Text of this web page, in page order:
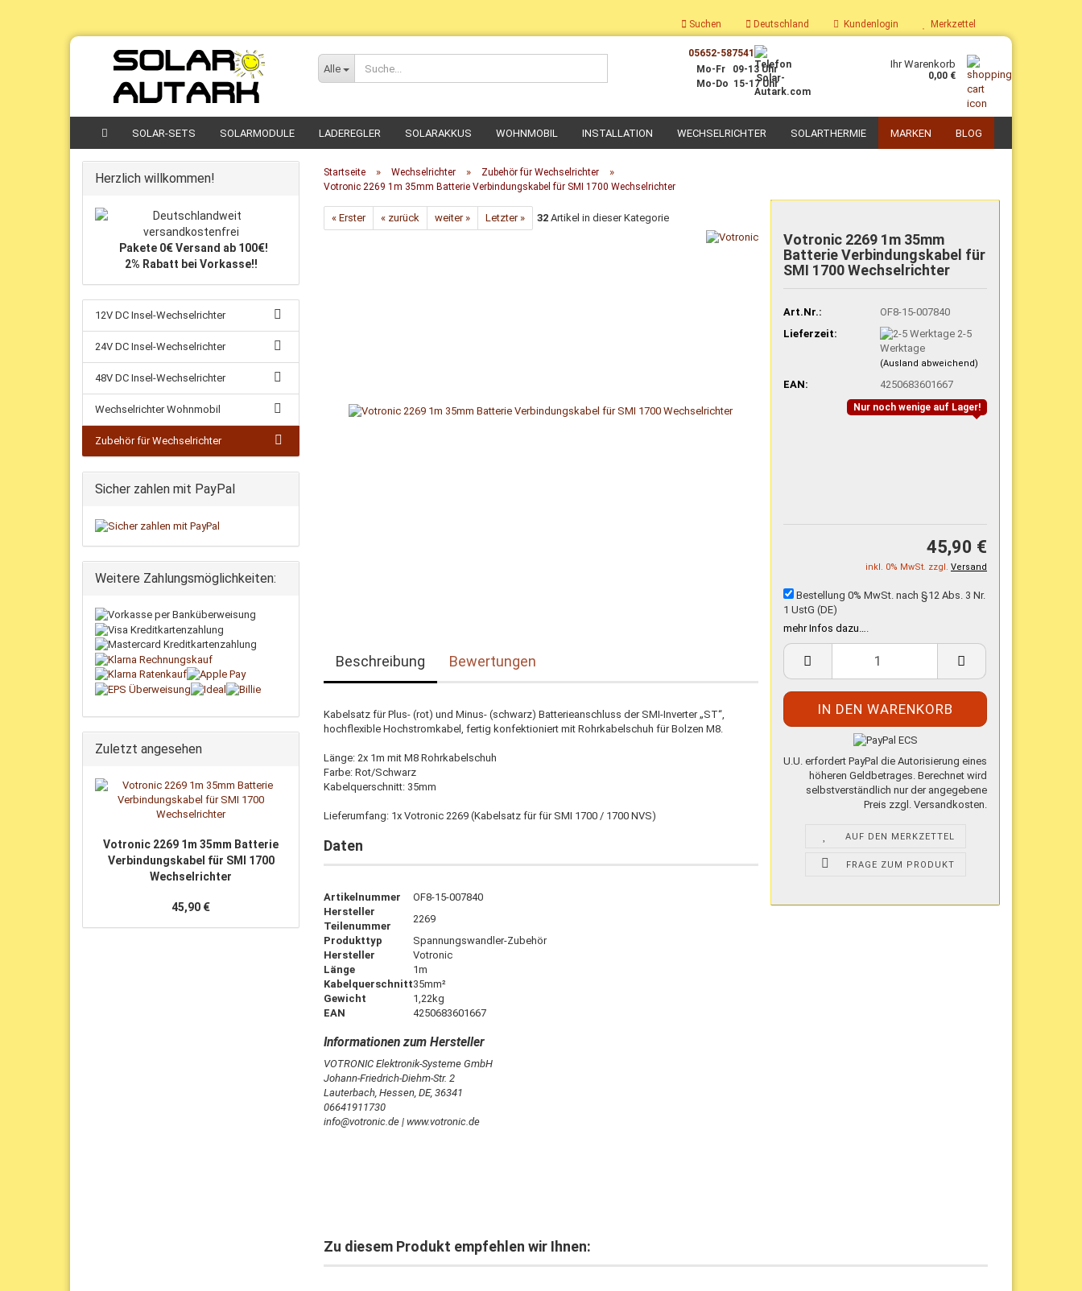
Suchen Deutschland Kundenlogin Merkzettel
Alle
05652-587541
Mo-Fr 09-13 Uhr
Mo-Do 15-17 Uhr
Ihr Warenkorb
0,00 €
SOLAR-SETS SOLARMODULE LADEREGLER SOLARAKKUS WOHNMOBIL INSTALLATION WECHSELRICHTER SOLARTHERMIE
PV-Boiler
Nachrüst-Sets PV-Thermie
Zubehör für PV-Thermie
Parabolkocher
Selbstbau Solarkocher
MARKEN BLOG
Startseite » Wechselrichter » Zubehör für Wechselrichter »
Votronic 2269 1m 35mm Batterie Verbindungskabel für SMI 1700 Wechselrichter
« Erster « zurück weiter » Letzter » 32 Artikel in dieser Kategorie
Votronic 2269 1m 35mm
Batterie Verbindungskabel für
SMI 1700 Wechselrichter
Art.Nr.:
OF8-15-007840
Lieferzeit:
2-5
Werktage
(Ausland abweichend)
EAN: 4250683601667
Nur noch wenige auf Lager!
45,90 €
inkl. 0% MwSt. zzgl. Versand
Bestellung 0% MwSt. nach §12 Abs. 3 Nr.
1 UstG (DE)
mehr Infos dazu…
U.U. erfordert PayPal die Autorisierung eines
höheren Geldbetrages. Berechnet wird
selbstverständlich nur der angegebene
Preis zzgl. Versandkosten.
AUF DEN MERKZETTEL
FRAGE ZUM PRODUKT
Beschreibung Bewertungen
Kabelsatz für Plus- (rot) und Minus- (schwarz) Batterieanschluss der SMI-Inverter „ST“,
hochflexible Hochstromkabel, fertig konfektioniert mit Rohrkabelschuh für Bolzen M8.
Länge: 2x 1m mit M8 Rohrkabelschuh
Farbe: Rot/Schwarz
Kabelquerschnitt: 35mm
Lieferumfang: 1x Votronic 2269 (Kabelsatz für für SMI 1700 / 1700 NVS)
Daten
Artikelnummer
OF8-15-007840
Hersteller
Teilenummer
2269
Produkttyp
Spannungswandler-Zubehör
Hersteller
Votronic
Länge
1m
Kabelquerschnitt35mm²
Gewicht
1,22kg
EAN
4250683601667
VOTRONIC Elektronik-Systeme GmbH
Johann-Friedrich-Diehm-Str. 2
Lauterbach, Hessen, DE, 36341
06641911730
info@votronic.de | www.votronic.de
Zu diesem Produkt empfehlen wir Ihnen:
Herzlich willkommen!
Pakete 0€ Versand ab 100€!
2% Rabatt bei Vorkasse!!
12V DC Insel-Wechselrichter
24V DC Insel-Wechselrichter
48V DC Insel-Wechselrichter
Wechselrichter Wohnmobil
Zubehör für Wechselrichter
Sicher zahlen mit PayPal
Weitere Zahlungsmöglichkeiten:
Zuletzt angesehen
Votronic 2269 1m 35mm Batterie
Verbindungskabel für SMI 1700
Wechselrichter
45,90 €